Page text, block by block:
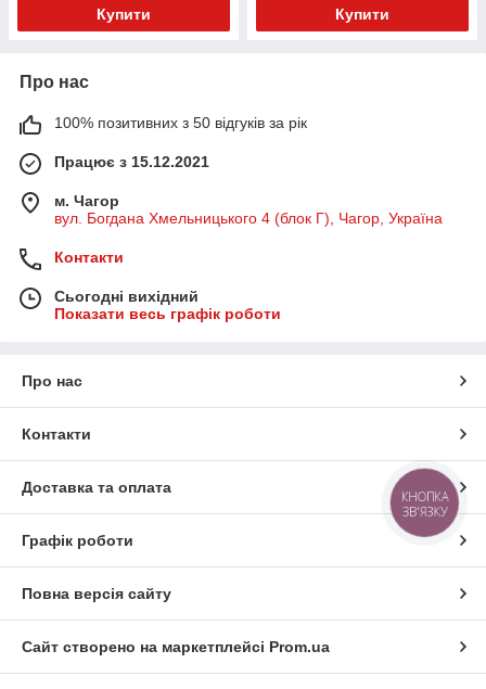
Купити Купити
Про нас
100% позитивних з 50 відгуків за рік
Працює з 15.12.2021
м. Чагор
вул. Богдана Хмельницького 4 (блок Г), Чагор, Україна
Контакти
Сьогодні вихідний
Показати весь графік роботи
Про нас
Контакти
Доставка та оплата
Графік роботи
Повна версія сайту
Сайт створено на маркетплейсі Prom.ua
КНОПКА
ЗВ'ЯЗКУ